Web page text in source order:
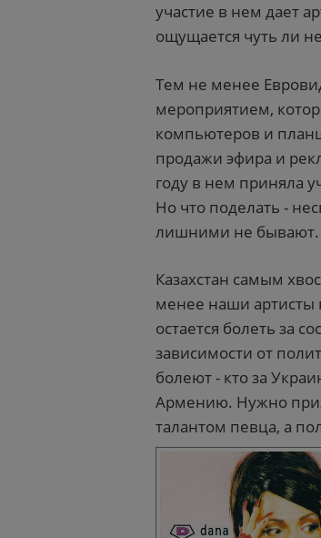
участие в нем дает
ощущается чуть ли
Тем не менее
мероприятием,
компьютеров и
продажи эфира и
году в нем приняла
Но что поделать -
лишними не бывают.
Казахстан самым
менее наши артисты
остается болеть за
зависимости от
болеют - кто за
Армению. Нужно
талантом певца, а